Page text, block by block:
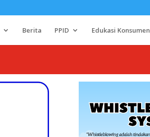
Berita PPID Edukasi Konsumen